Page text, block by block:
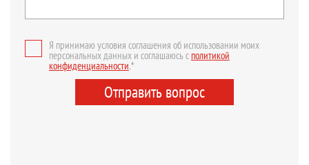
Я принимаю условия соглашения об использовании моих
персональных данных и соглашаюсь сполитикой
конфиденциальности.*
Отправить вопрос